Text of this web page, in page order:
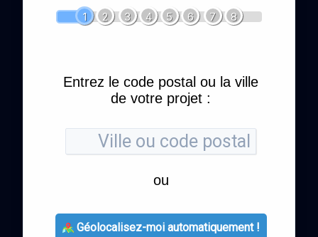
1 2 3 4 5 6 7 8
Entrez le code postal ou la ville
de votre projet :
ou
Géolocalisez-moi automatiquement !